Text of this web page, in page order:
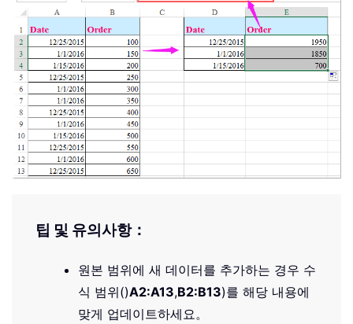
팁 및 유의사항：
원본 범위에 새 데이터를 추가하는 경우 수
식 범위()A2:A13,B2:B13)를 해당 내용에
맞게 업데이트하세요。